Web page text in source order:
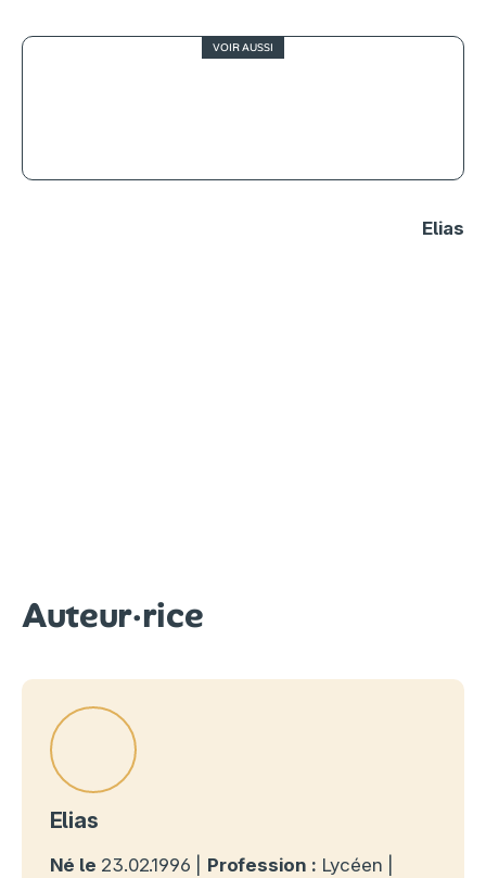
VOIR AUSSI
Elias
Auteur·rice
Elias
Né le 23.02.1996 | Profession : Lycéen |